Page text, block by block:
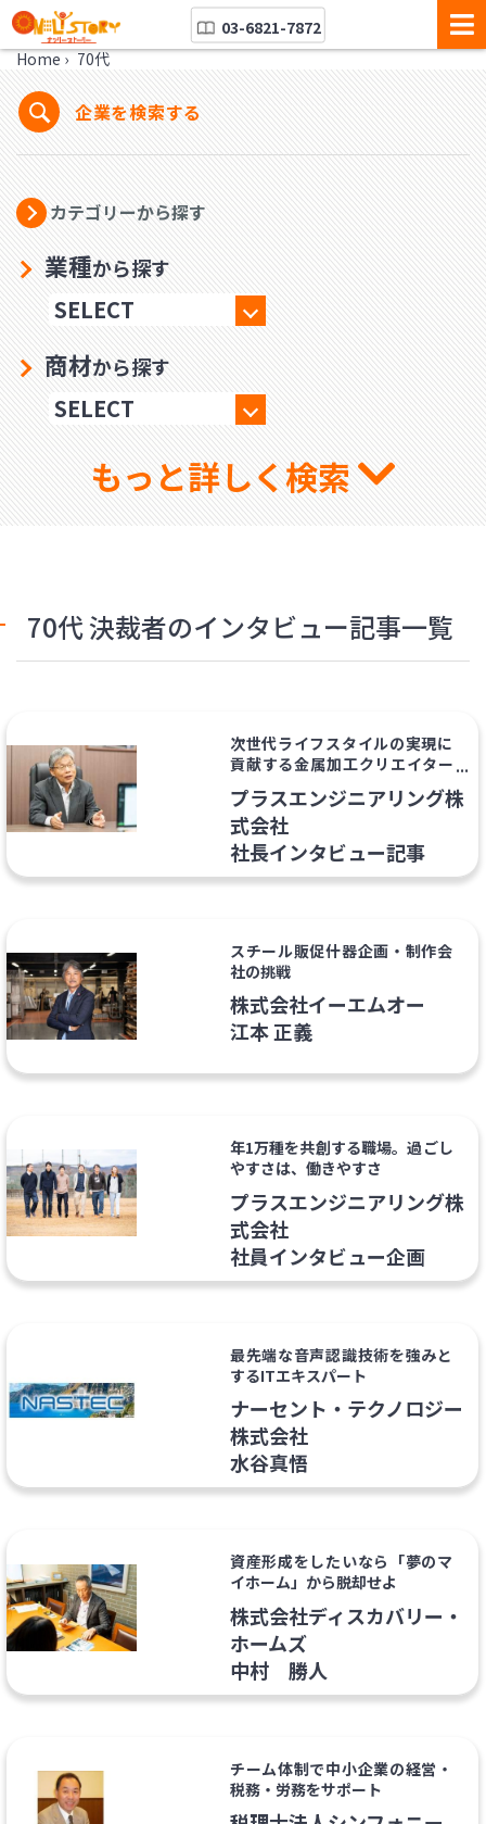
03-6821-7872
Home › 70代
企業を検索する
カテゴリーから探す
業種から探す
商材から探す
もっと詳しく検索
70代 決裁者のインタビュー記事一覧
次世代ライフスタイルの実現に
貢献する金属加工クリエイター
の新しい挑戦
プラスエンジニアリング株
式会社
社長インタビュー記事
スチール販促什器企画・制作会
社の挑戦
株式会社イーエムオー
江本 正義
年1万種を共創する職場。過ごし
やすさは、働きやすさ
プラスエンジニアリング株
式会社
社員インタビュー企画
最先端な音声認識技術を強みと
するITエキスパート
ナーセント・テクノロジー
株式会社
水谷真悟
資産形成をしたいなら「夢のマ
イホーム」から脱却せよ
株式会社ディスカバリー・
ホームズ
中村 勝人
チーム体制で中小企業の経営・
税務・労務をサポート